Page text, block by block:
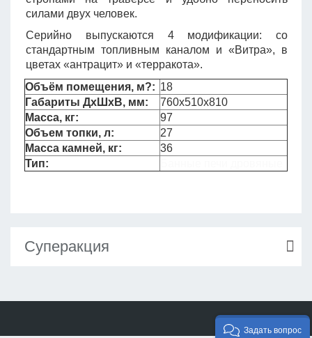
силами двух человек.
Серийно выпускаются 4 модификации: со
стандартным топливным каналом и «Витра», в
цветах «антрацит» и «терракота».
Объём помещения, м?: 18
Габариты ДxШxВ, мм:
760х510х810
Масса, кг:
97
Объем топки, л:
27
Масса камней, кг:
36
Тип:
Суперакция
Задать вопрос